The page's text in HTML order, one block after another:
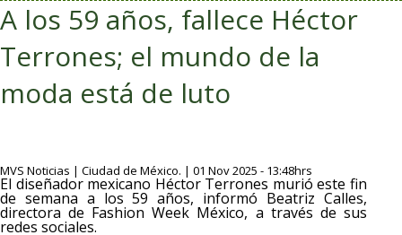
A los 59 años, fallece Héctor
Terrones; el mundo de la
moda está de luto
MVS Noticias | Ciudad de México. | 01 Nov 2025 - 13:48hrs
El diseñador mexicano Héctor Terrones murió este fin
de semana a los 59 años, informó Beatriz Calles,
directora de Fashion Week México, a través de sus
redes sociales.